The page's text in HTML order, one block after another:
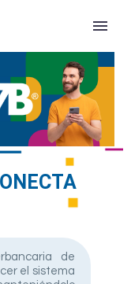
de
el sistema